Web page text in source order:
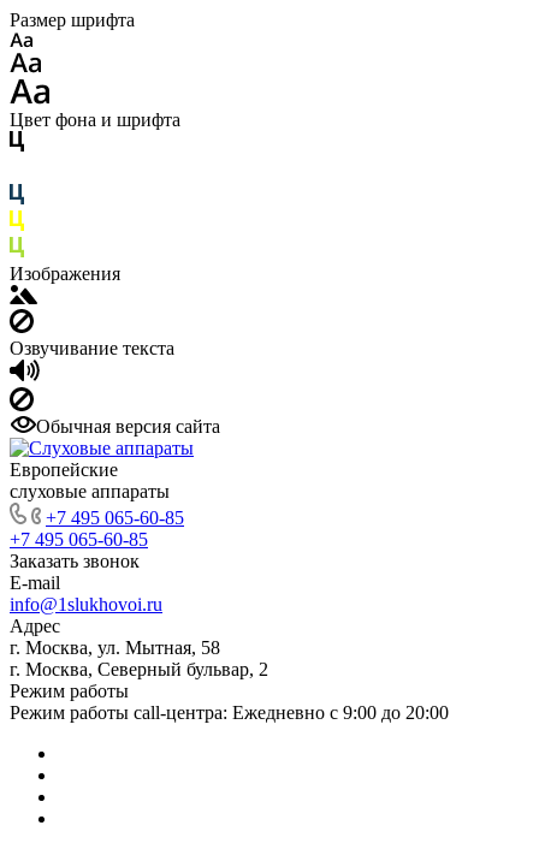
Размер шрифта
Цвет фона и шрифта
Изображения
Озвучивание текста
Обычная версия сайта
Европейские
слуховые аппараты
+7 495 065-60-85
+7 495 065-60-85
Заказать звонок
E-mail
info@1slukhovoi.ru
Адрес
г. Москва, ул. Мытная, 58
г. Москва, Северный бульвар, 2
Режим работы
Режим работы call-центра: Ежедневно с 9:00 до 20:00